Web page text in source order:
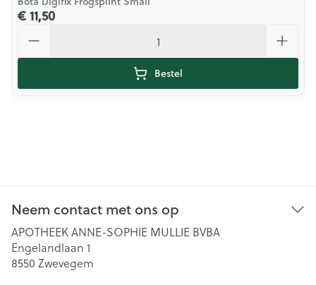
€ 11,50
Bestel
Neem contact met ons op
APOTHEEK ANNE-SOPHIE MULLIE BVBA
Engelandlaan 1
8550 Zwevegem